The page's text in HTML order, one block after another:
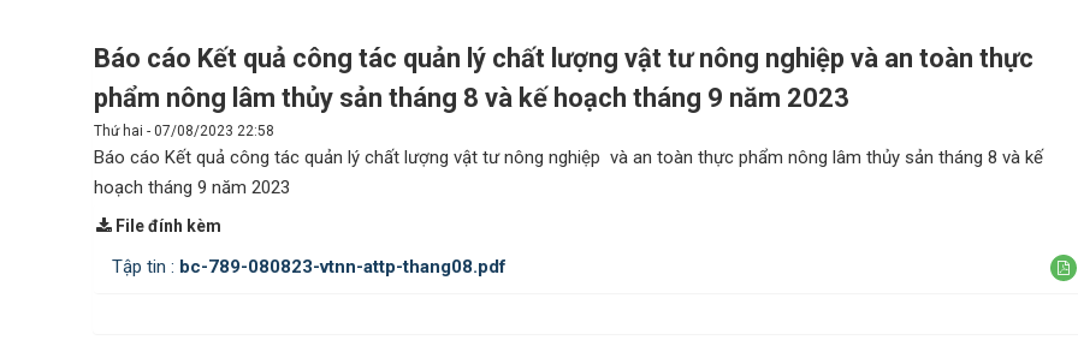
Báo cáo Kết quả công tác quản lý chất lượng vật tư nông nghiệp và an toàn thực
phẩm nông lâm thủy sản tháng 8 và kế hoạch tháng 9 năm 2023
Thứ hai - 07/08/2023 22:58
Báo cáo Kết quả công tác quản lý chất lượng vật tư nông nghiệp và an toàn thực phẩm nông lâm thủy sản tháng 8 và kế
hoạch tháng 9 năm 2023
File đính kèm
Tập tin : bc-789-080823-vtnn-attp-thang08.pdf